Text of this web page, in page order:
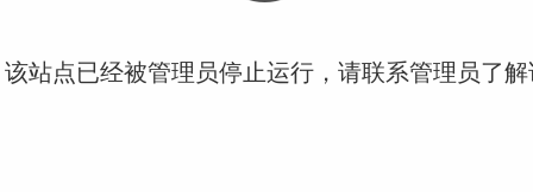
站点已经被管理员停止运行，请联系管理员了